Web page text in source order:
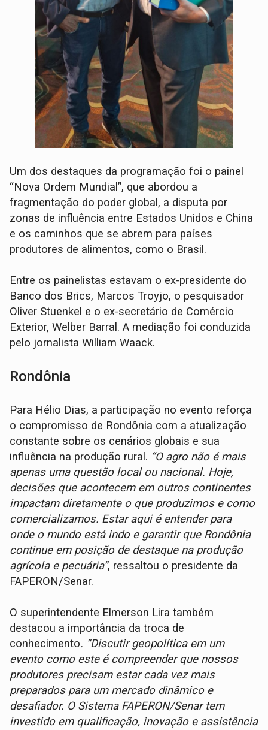
Um dos destaques da programação foi o painel
“Nova Ordem Mundial”, que abordou a
fragmentação do poder global, a disputa por
zonas de influência entre Estados Unidos e China
e os caminhos que se abrem para países
produtores de alimentos, como o Brasil.
Entre os painelistas estavam o ex-presidente do
Banco dos Brics, Marcos Troyjo, o pesquisador
Oliver Stuenkel e o ex-secretário de Comércio
Exterior, Welber Barral. A mediação foi conduzida
pelo jornalista William Waack.
Rondônia
Para Hélio Dias, a participação no evento reforça
o compromisso de Rondônia com a atualização
constante sobre os cenários globais e sua
influência na produção rural. “O agro não é mais
apenas uma questão local ou nacional. Hoje,
decisões que acontecem em outros continentes
impactam diretamente o que produzimos e como
comercializamos. Estar aqui é entender para
onde o mundo está indo e garantir que Rondônia
continue em posição de destaque na produção
agrícola e pecuária”, ressaltou o presidente da
FAPERON/Senar.
O superintendente Elmerson Lira também
destacou a importância da troca de
conhecimento. “Discutir geopolítica em um
evento como este é compreender que nossos
produtores precisam estar cada vez mais
preparados para um mercado dinâmico e
desafiador. O Sistema FAPERON/Senar tem
investido em qualificação, inovação e assistência